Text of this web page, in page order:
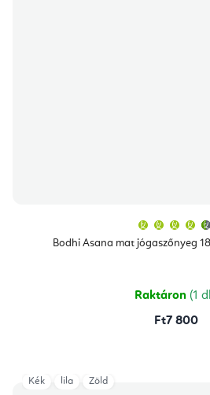
Bodhi Asana mat jógaszőnyeg
Raktáron (1
Ft7 800
Kék lila Zöld